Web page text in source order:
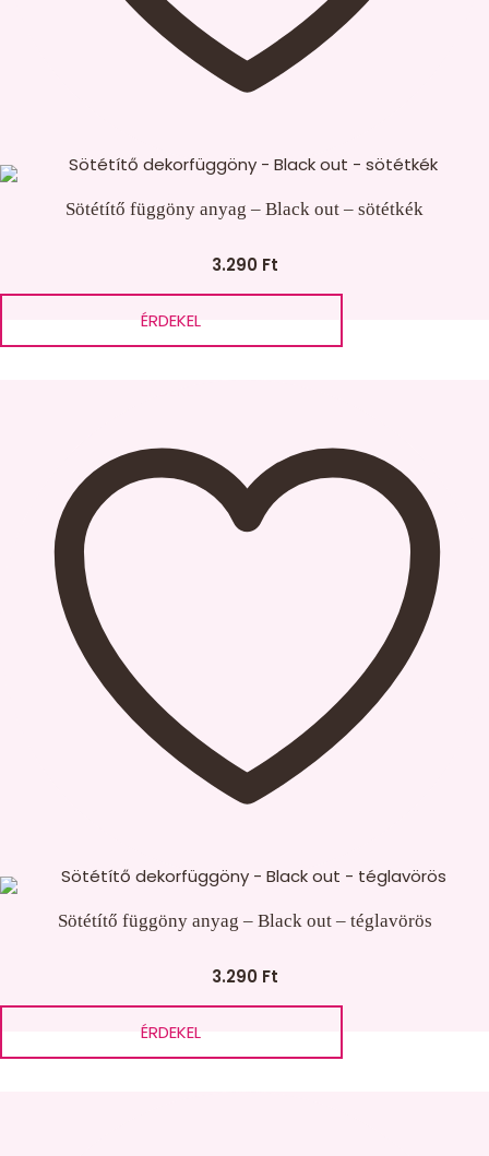
Sötétítő függöny anyag – Black out – sötétkék
3.290 Ft
ÉRDEKEL
Sötétítő függöny anyag – Black out – téglavörös
3.290 Ft
ÉRDEKEL